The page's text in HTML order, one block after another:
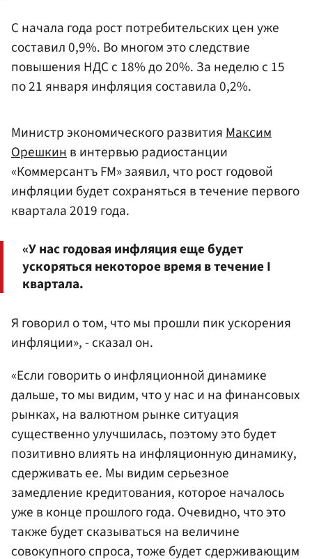
С начала года рост потребительских цен уже
составил 0,9%. Во многом это следствие
повышения НДС с 18% до 20%. За неделю с 15
по 21 января инфляция составила 0,2%.
Министр экономического развитияМаксим
Орешкинв интервью радиостанции
«Коммерсантъ FM» заявил, что рост годовой
инфляции будет сохраняться в течение первого
квартала 2019 года.
«У нас годовая инфляция еще будет
ускоряться некоторое время в течение I
квартала.
Я говорил о том, что мы прошли пик ускорения
инфляции», - сказал он.
«Если говорить о инфляционной динамике
дальше, то мы видим, что у нас и на финансовых
рынках, на валютном рынке ситуация
существенно улучшилась, поэтому это будет
позитивно влиять на инфляционную динамику,
сдерживать ее. Мы видим серьезное
замедление кредитования, которое началось
уже в конце прошлого года. Очевидно, что это
также будет сказываться на величине
совокупного спроса, тоже будет сдерживающим